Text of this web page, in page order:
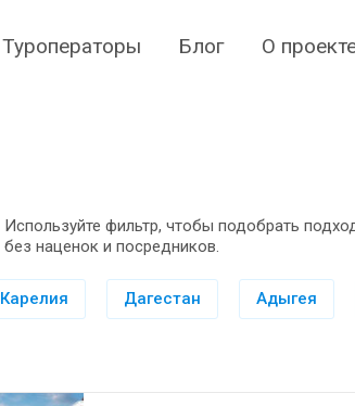
Туроператоры Блог О
фильтр, чтобы подобрать
наценок и посредников.
Карелия Дагестан Адыгея